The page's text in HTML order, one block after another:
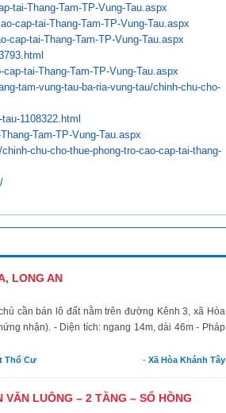
tai-Thang-Tam-TP-Vung-Tau. aspx
cap-tai-Thang-Tam-TP-Vung-Tau.aspx
cap-tai-Thang-Tam-TP-Vung-Tau.aspx
cap-tai-Thang-Tam-TP-Vung-Tau.aspx
tam-vung-tau-ba-ria-vung-tau/chinh-chu-cho-
1108322.html
Tam-TP-Vung-Tau.aspx
chu-cho-thue-phong-tro-cao-cap-tai-thang-
LONG AN
cần bán lô đất nằm trên đường Kênh 3, xã Hòa
nhận). - Diện tích: ngang 14m, dài 46m - Pháp
Thổ Cư - Xã Hòa Khánh Tây
VĂN LUÔNG – 2 TẦNG – SỔ HỒNG